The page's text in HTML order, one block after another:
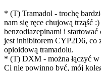
* (T) Tramadol - trochę
nam się ręce chujową trząść
benzodiazepinami i startować
jest inhibitorem CYP2D6, co
opioidową tramadolu.
* (T) DXM - można łączyć
Ci nie powinno być, mój